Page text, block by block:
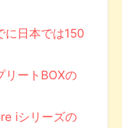
に日本では150
ートBOXの
iシリーズの